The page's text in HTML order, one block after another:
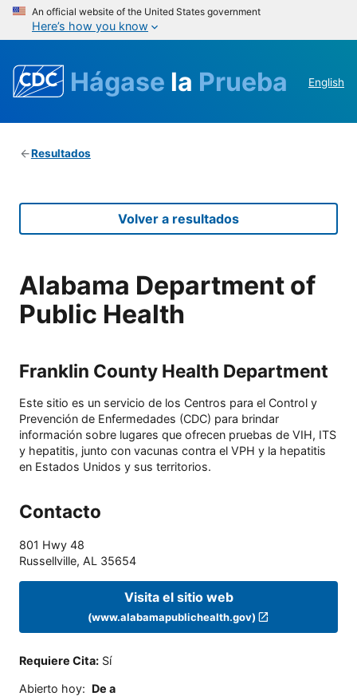
An official website of the United States government
Here’s how you know
Hágase la Prueba English
Resultados
Volver a resultados
Alabama Department of
Public Health
Franklin County Health Department
Este sitio es un servicio de los Centros para el Control y
Prevención de Enfermedades (CDC) para brindar
información sobre lugares que ofrecen pruebas de VIH, ITS
y hepatitis, junto con vacunas contra el VPH y la hepatitis
en Estados Unidos y sus territorios.
Contacto
801 Hwy 48
Russellville, AL 35654
Visita el sitio web
(www.alabamapublichealth.gov)
Requiere Cita: Sí
Abierto hoy: De a